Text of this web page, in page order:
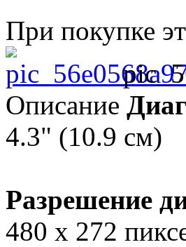
При покупке
Описание
4.3" (10.9 см)
Разрешение
480 x 272